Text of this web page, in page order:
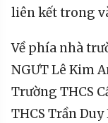
liên kết trong
Về phía nhà
NGƯT Lê Kim
Trường THCS
THCS Trần